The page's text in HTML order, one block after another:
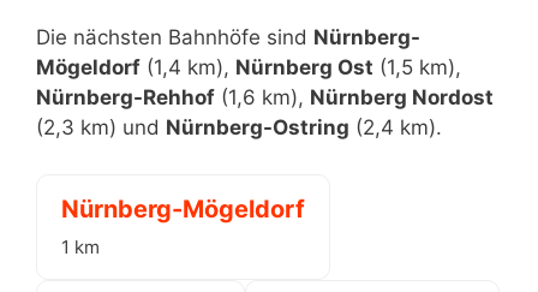
Die nächsten Bahnhöfe sind Nürnberg-
Mögeldorf (1,4 km), Nürnberg Ost (1,5 km),
Nürnberg-Rehhof (1,6 km), Nürnberg Nordost
(2,3 km) und Nürnberg-Ostring (2,4 km).
Nürnberg-Mögeldorf
1 km